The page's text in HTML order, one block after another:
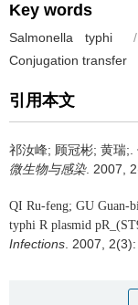
Key words
Salmonella typhi /
Conjugation transfer
引用本文
祁汝峰; 顾冠彬; 黄瑞;.
微生物与感染. 2007,
QI Ru-feng; GU Guan-
typhi R plasmid
Infections . 2007,